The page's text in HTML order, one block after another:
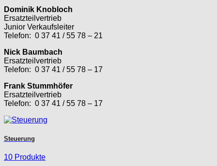
Dominik Knobloch
Ersatzteilvertrieb
Junior Verkaufsleiter
Telefon: 0 37 41 / 55 78 – 21
Nick Baumbach
Ersatzteilvertrieb
Telefon: 0 37 41 / 55 78 – 17
Frank Stummhöfer
Ersatzteilvertrieb
Telefon: 0 37 41 / 55 78 – 17
Steuerung
10 Produkte